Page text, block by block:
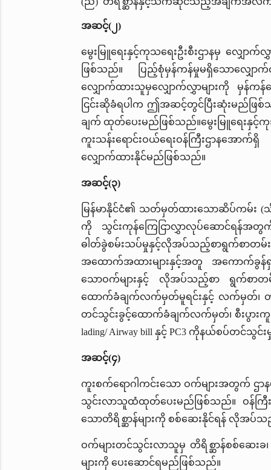
အဆင့်(၂)
မွေးမြူရေးနှင့်ကုသရေးဦးစီးဌာနမှ လျှောက်
ဖြစ်သည်။ ပြည့်စုံမှန်ကန်မှုမရှိသောလျှော
လျှောက်ထားသူမှလျှောက်လွှာများကို မှန်
ငြင်းဆိုခံရပါက ဤအဆင့်တွင်ပြီးဆုံးမည်ဖြ
ချက် ထုတ်ပေးမည်ဖြစ်သည်။မွေးမြူရေးနှင့်
ကူးသန်းရောင်းဝယ်ရေးဝန်ကြီးဌာနအ
လျှောက်ထားနိုင်မည်ဖြစ်သည်။
အဆင့်(၃)
မြန်မာနိုင်ငံ၏ သတ်မှတ်ထားသောဆိပ်ကမ်း (သို့
ကို သွင်းကုန်ကြေငြာလွှာလုပ်ဆောင်ရန်အတွ
ဓါတ်ခွဲစမ်းသပ်မှုနှင့်လိုအပ်သည့်စာရွက်စာ
အထောက်အထားများနှင့်အတူ အကောက်ခွန်ရှင်
သောဝက်များနှင့် လိုအပ်သည့်စာ ရွက်စာတမ်း
ထောက်ခံချက်လက်မှတ်မူရင်းနှင့် လက်မှတ်၊ တ
တင်သွင်းခွင့်ထောက်ခံချက်လက်မှတ်၊ စီးပွားကူ
lading/ Airway bill နှင့် PC3 ကိုနယ်စပ်တင်
အဆင့်(၄)
ကူးစက်ရောဂါကင်းသော ဝက်များအတွက် ဌာန
သွင်းလာသူထံထုတ်ပေးမည်ဖြစ်သည်။ ဝန်ကြီးဌ
သောတိရိစ္ဆာန်များကို စစ်ဆေးနိုင်ရန် လိုအပ်သ
ဝက်များတင်သွင်းလာသူမှ တိရိစ္ဆာန်စစ်ဆေးခ
များကို ပေးဆောင်ရမည်ဖြစ်သည်။